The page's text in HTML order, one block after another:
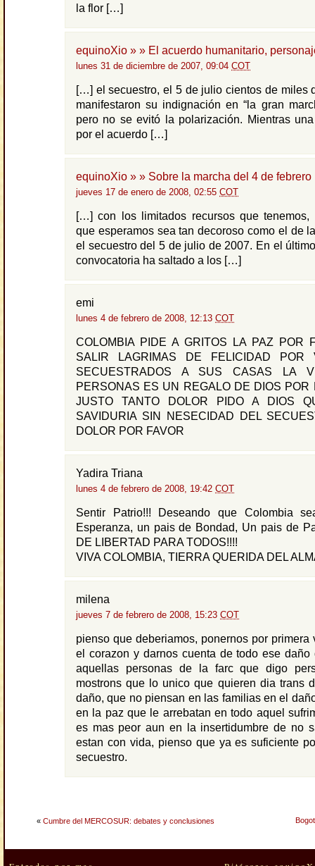
la flor […]
equinoXio » » El acuerdo humanitario,
lunes 31 de diciembre de 2007, 09:04 COT
[…] el secuestro, el 5 de julio cientos de miles
manifestaron su indignación en “la gran
pero no se evitó la polarización. Mientras
por el acuerdo […]
equinoXio » » Sobre la marcha del 4 de febrero
jueves 17 de enero de 2008, 02:55 COT
[…] con los limitados recursos que tenemos,
que esperamos sea tan decoroso como el de
el secuestro del 5 de julio de 2007. En el
convocatoria ha saltado a los […]
emi
lunes 4 de febrero de 2008, 12:13 COT
COLOMBIA PIDE A GRITOS LA PAZ POR
SALIR LAGRIMAS DE FELICIDAD POR
SECUESTRADOS A SUS CASAS LA
PERSONAS ES UN REGALO DE DIOS POR
JUSTO TANTO DOLOR PIDO A DIOS
SAVIDURIA SIN NESECIDAD DEL
DOLOR POR FAVOR
Yadira Triana
lunes 4 de febrero de 2008, 19:42 COT
Sentir Patrio!!! Deseando que Colombia
Esperanza, un pais de Bondad, Un pais de
DE LIBERTAD PARA TODOS!!!!
VIVA COLOMBIA, TIERRA QUERIDA DEL
milena
jueves 7 de febrero de 2008, 15:23 COT
pienso que deberiamos, ponernos por primera
el corazon y darnos cuenta de todo ese daño
aquellas personas de la farc que digo
mostrons que lo unico que quieren dia trans
daño, que no piensan en las familias en el
en la paz que le arrebatan en todo aquel
es mas peor aun en la insertidumbre de no
estan con vida, pienso que ya es suficiente
secuestro.
« Cumbre del MERCOSUR: debates y conclusiones